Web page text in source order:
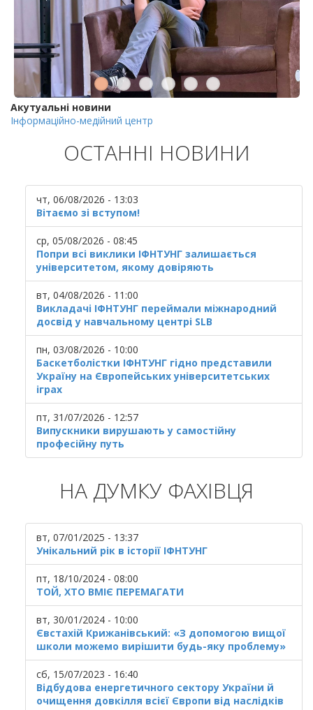
Акутуальні новини
Інформаційно-медійний центр
ОСТАННІ НОВИНИ
чт, 06/08/2026 - 13:03
Вітаємо зі вступом!
ср, 05/08/2026 - 08:45
Попри всі виклики ІФНТУНГ залишається
університетом, якому довіряють
вт, 04/08/2026 - 11:00
Викладачі ІФНТУНГ переймали міжнародний
досвід у навчальному центрі SLB
пн, 03/08/2026 - 10:00
Баскетболістки ІФНТУНГ гідно представили
Україну на Європейських університетських
іграх
пт, 31/07/2026 - 12:57
Випускники вирушають у самостійну
професійну путь
НА ДУМКУ ФАХІВЦЯ
вт, 07/01/2025 - 13:37
Унікальний рік в історії ІФНТУНГ
пт, 18/10/2024 - 08:00
ТОЙ, ХТО ВМІЄ ПЕРЕМАГАТИ
вт, 30/01/2024 - 10:00
Євстахій Крижанівський: «З допомогою вищої
школи можемо вирішити будь-яку проблему»
сб, 15/07/2023 - 16:40
Відбудова енергетичного сектору України й
очищення довкілля всієї Європи від наслідків